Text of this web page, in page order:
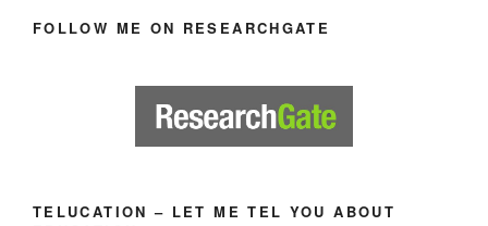
FOLLOW ME ON RESEARCHGATE
TELUCATION – LET ME TEL YOU ABOUT